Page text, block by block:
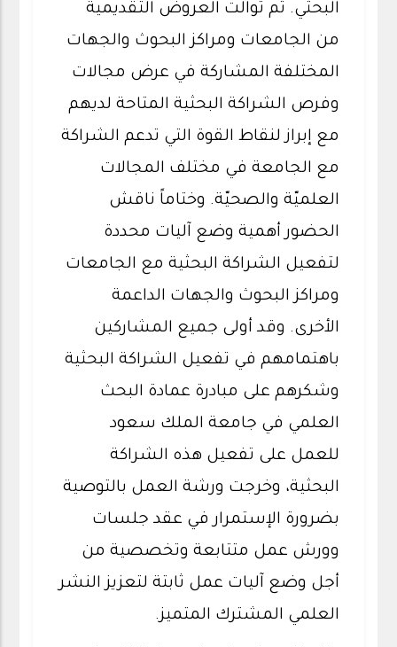
البحثي. ثم توالت العروض التقديمية
من الجامعات ومراكز البحوث والجهات
المختلفة المشاركة في عرض مجالات
وفرص الشراكة البحثية المتاحة لديهم
مع إبراز لنقاط القوة التي تدعم الشراكة
مع الجامعة في مختلف المجالات
العلميّة والصحيّة. وختاماً ناقش
الحضور أهمية وضع آليات محددة
لتفعيل الشراكة البحثية مع الجامعات
ومراكز البحوث والجهات الداعمة
الأخرى. وقد أولى جميع المشاركين
باهتمامهم في تفعيل الشراكة البحثية
وشكرهم على مبادرة عمادة البحث
العلمي في جامعة الملك سعود
للعمل على تفعيل هذه الشراكة
البحثية، وخرجت ورشة العمل بالتوصية
بضرورة الإستمرار في عقد جلسات
وورش عمل متتابعة وتخصصية من
أجل وضع آليات عمل ثابتة لتعزيز النشر
العلمي المشترك المتميز.